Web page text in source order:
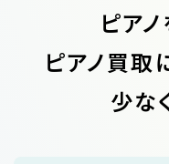
ピア
ピアノ買取
少な